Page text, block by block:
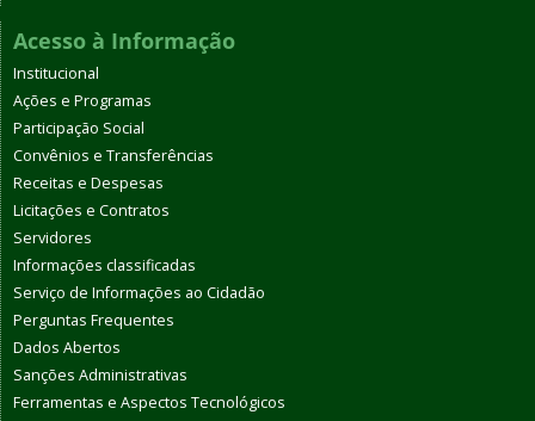
Acesso à Informação
Institucional
Ações e Programas
Participação Social
Convênios e Transferências
Receitas e Despesas
Licitações e Contratos
Servidores
Informações classificadas
Serviço de Informações ao Cidadão
Perguntas Frequentes
Dados Abertos
Sanções Administrativas
Ferramentas e Aspectos Tecnológicos